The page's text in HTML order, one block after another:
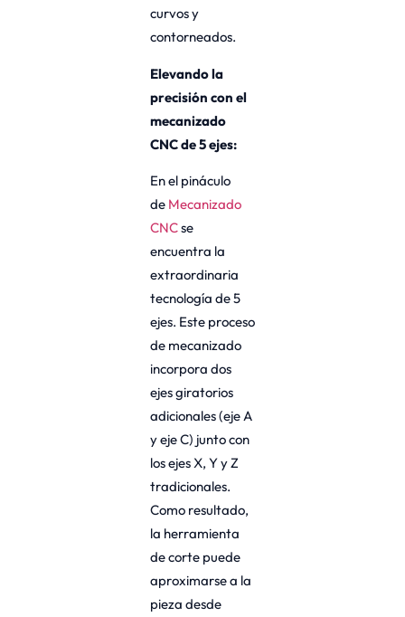
curvos y
contorneados.
Elevando la
precisión con el
mecanizado
CNC de 5 ejes:
En el pináculo
de Mecanizado
CNCse
encuentra la
extraordinaria
tecnología de 5
ejes. Este proceso
de mecanizado
incorpora dos
ejes giratorios
adicionales (eje A
y eje C) junto con
los ejes X, Y y Z
tradicionales.
Como resultado,
la herramienta
de corte puede
aproximarse a la
pieza desde